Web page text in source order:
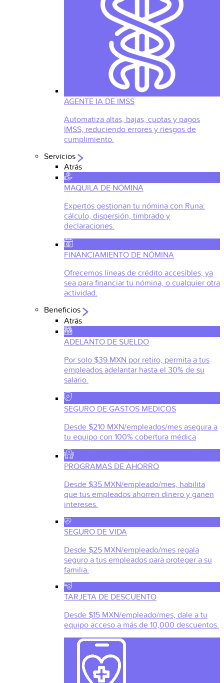
AGENTE IA DE IMSS
Automatiza altas, bajas, cuotas y pagos
IMSS, reduciendo errores y riesgos de
cumplimiento.
Servicios
Atrás
MAQUILA DE NÓMINA
Expertos gestionan tu nómina con Runa:
cálculo, dispersión, timbrado y
declaraciones.
FINANCIAMIENTO DE NÓMINA
Ofrecemos líneas de crédito accesibles, ya
sea para financiar tu nómina, o cualquier otra
actividad.
Beneficios
Atrás
ADELANTO DE SUELDO
Por solo $39 MXN por retiro, permita a tus
empleados adelantar hasta el 30% de su
salario.
SEGURO DE GASTOS MEDICOS
Desde $210 MXN/empleados/mes asegura a
tu equipo con 100% cobertura médica
PROGRAMAS DE AHORRO
Desde $35 MXN/empleado/mes, habilita
que tus empleados ahorren dinero y ganen
intereses.
SEGURO DE VIDA
Desde $25 MXN/empleado/mes regala
seguro a tus empleados para proteger a su
familia.
TARJETA DE DESCUENTO
Desde $15 MXN/empleado/mes, dale a tu
equipo acceso a más de 10,000 descuentos.